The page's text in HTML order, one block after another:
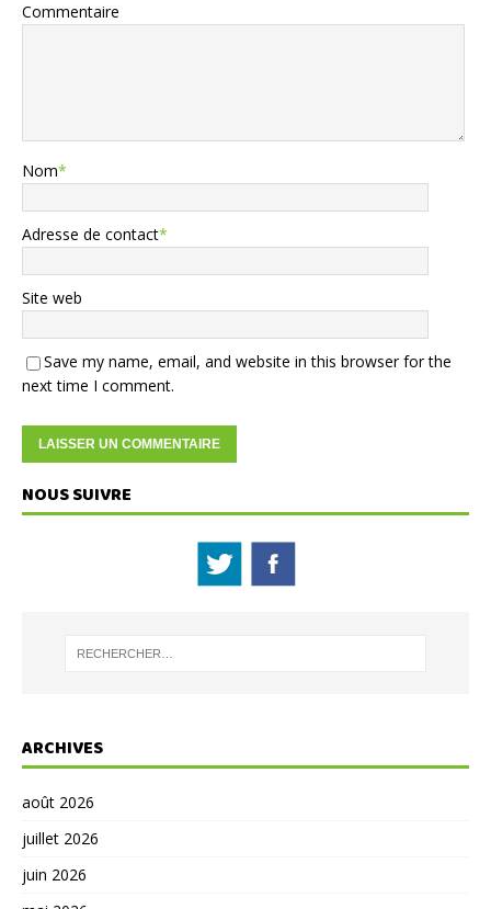
Commentaire
Nom*
Adresse de contact*
Site web
Save my name, email, and website in this browser for the
next time I comment.
NOUS SUIVRE
ARCHIVES
août 2026
juillet 2026
juin 2026